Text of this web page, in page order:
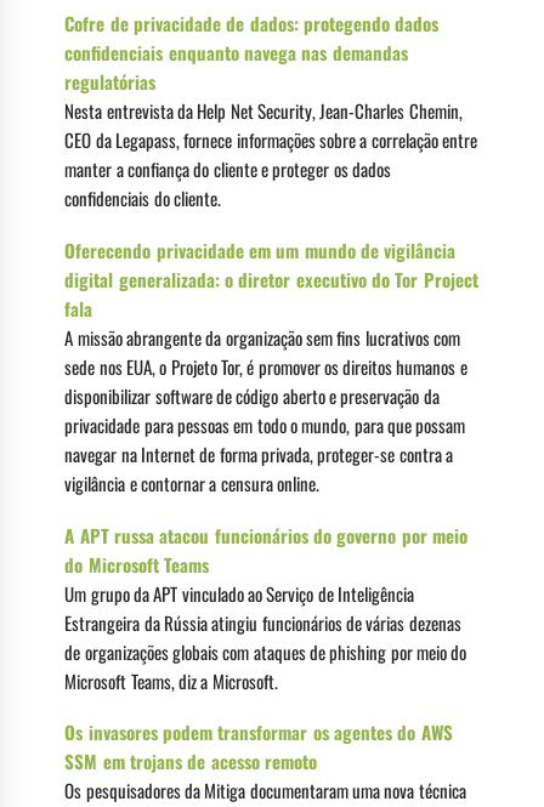
Cofre de privacidade de dados: protegendo dados
confidenciais enquanto navega nas demandas
regulatórias
Nesta entrevista da Help Net Security, Jean-Charles Chemin,
CEO da Legapass, fornece informações sobre a correlação entre
manter a confiança do cliente e proteger os dados
confidenciais do cliente.
Oferecendo privacidade em um mundo de vigilância
digital generalizada: o diretor executivo do Tor Project
fala
A missão abrangente da organização sem fins lucrativos com
sede nos EUA, o Projeto Tor, é promover os direitos humanos e
disponibilizar software de código aberto e preservação da
privacidade para pessoas em todo o mundo, para que possam
navegar na Internet de forma privada, proteger-se contra a
vigilância e contornar a censura online.
A APT russa atacou funcionários do governo por meio
do Microsoft Teams
Um grupo da APT vinculado ao Serviço de Inteligência
Estrangeira da Rússia atingiu funcionários de várias dezenas
de organizações globais com ataques de phishing por meio do
Microsoft Teams, diz a Microsoft.
Os invasores podem transformar os agentes do AWS
SSM em trojans de acesso remoto
Os pesquisadores da Mitiga documentaram uma nova técnica